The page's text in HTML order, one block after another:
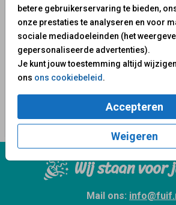
betere gebruikerservaring te bieden,
onze prestaties te analyseren en voor
sociale mediadoeleinden (het
gepersonaliseerde advertenties).
Je kunt jouw toestemming altijd
ons ons cookiebeleid .
Accepteren
Weigeren
Wij staan voor
Mail ons: